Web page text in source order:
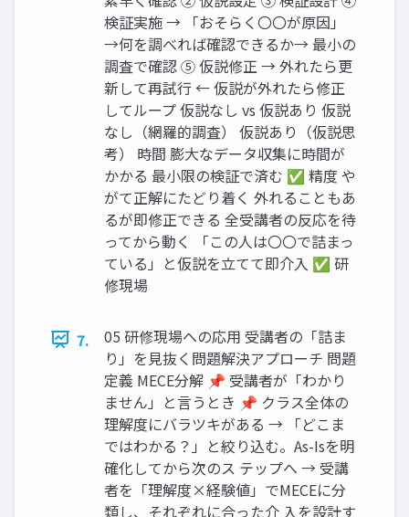
検証実施 → 「おそらく〇〇が原因」
→何を調べれば確認できるか→ 最小の
調査で確認 ⑤ 仮説修正 → 外れたら更
新して再試行 ← 仮説が外れたら修正
してループ 仮説なし vs 仮説あり 仮説
なし（網羅的調査） 仮説あり（仮説思
考） 時間 膨大なデータ収集に時間が
かかる 最小限の検証で済む ✅ 精度 や
がて正解にたどり着く 外れることもあ
るが即修正できる 全受講者の反応を待
ってから動く 「この人は〇〇で詰まっ
ている」と仮説を立てて即介入 ✅ 研
修現場
7.
05 研修現場への応用 受講者の「詰ま
り」を見抜く問題解決アプローチ 問題
定義 MECE分解 📌 受講者が「わかり
ません」と言うとき 📌 クラス全体の
理解度にバラツキがある → 「どこま
ではわかる？」と絞り込む。As-Isを明
確化してから次のス テップへ → 受講
者を「理解度×経験値」でMECEに分
類し、それぞれに合った介 入を設計す